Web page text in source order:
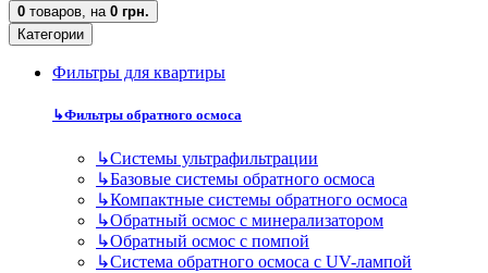
0 товаров, на 0 грн.
Категории
Фильтры для квартиры
↳Фильтры обратного осмоса
↳Cистемы ультрафильтрации
↳Базовые системы обратного осмоса
↳Компактные системы обратного осмоса
↳Обратный осмос с минерализатором
↳Обратный осмос с помпой
↳Система обратного осмоса с UV-лампой